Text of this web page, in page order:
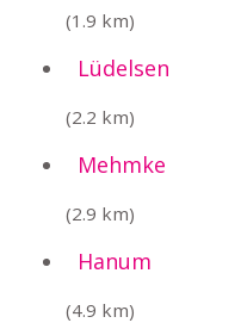
(1.9 km)
Lüdelsen
(2.2 km)
Mehmke
(2.9 km)
Hanum
(4.9 km)